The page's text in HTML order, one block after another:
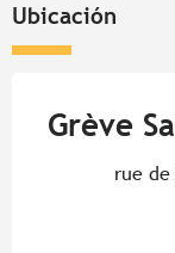
Ubicación
Grève
rue de